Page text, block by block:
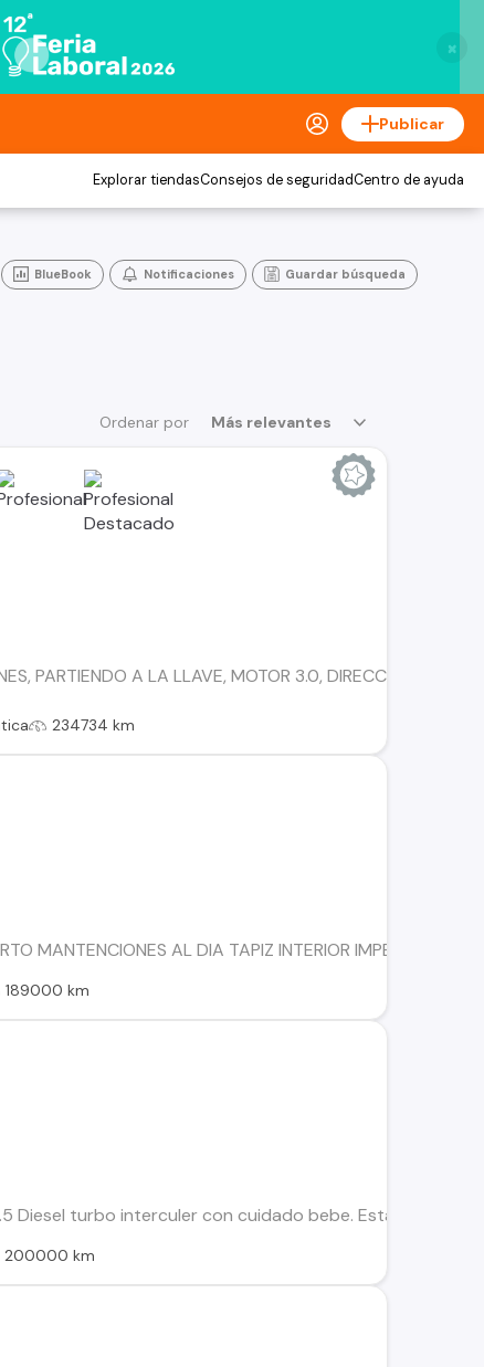
×
Publicar
Explorar tiendasConsejos de seguridadCentro de ayuda
BlueBook Notificaciones Guardar búsqueda
Ordenar por Más relevantes
PARTIENDO A LA LLAVE, MOTOR 3.0, DIRECCION
234734 km
MANTENCIONES AL DIA TAPIZ INTERIOR IMPECABLE
189000 km
Diesel turbo interculer con cuidado bebe. Esta todo al
200000 km